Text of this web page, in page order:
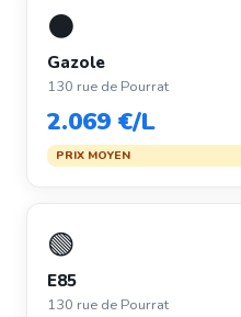
⚫
Gazole
130 rue de Pourrat
2.069 €/L
PRIX MOYEN
🟢
E85
130 rue de Pourrat